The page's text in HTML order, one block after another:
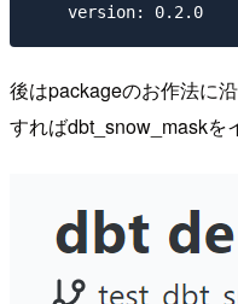
後はpackageのお作法に沿
すればdbt_snow_maskを